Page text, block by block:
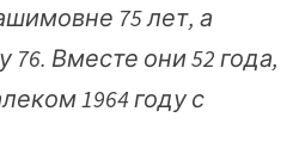
75 лет, а
Вместе они 52 года,
1964 году с